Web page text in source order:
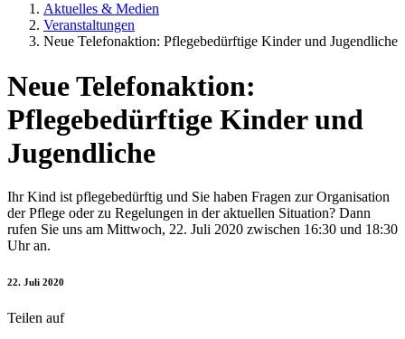
Aktuelles & Medien
Veranstaltungen
Neue Telefonaktion: Pflegebedürftige Kinder und Jugendliche
Neue Telefonaktion:
Pflegebedürftige Kinder und
Jugendliche
Ihr Kind ist pflegebedürftig und Sie haben Fragen zur Organisation
der Pflege oder zu Regelungen in der aktuellen Situation? Dann
rufen Sie uns am Mittwoch, 22. Juli 2020 zwischen 16:30 und 18:30
Uhr an.
22. Juli 2020
Teilen auf